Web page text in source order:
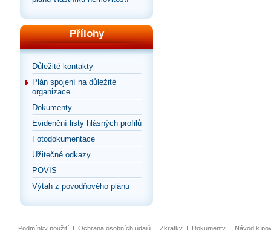
Přílohy
Důležité kontakty
Plán spojení na důležité
organizace
Dokumenty
Evidenční listy hlásných profilů
Fotodokumentace
Užitečné odkazy
POVIS
Výtah z povodňového plánu
Podmínky použití | Ochrana osobních údajů | Zkratky | Dokumenty | Návod k